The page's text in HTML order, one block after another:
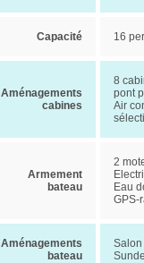
Capacité 16
Aménagements
cabines
8
pont
Air
Armement
bateau
2
Eau
GPS-
Aménagements
bateau
Salon